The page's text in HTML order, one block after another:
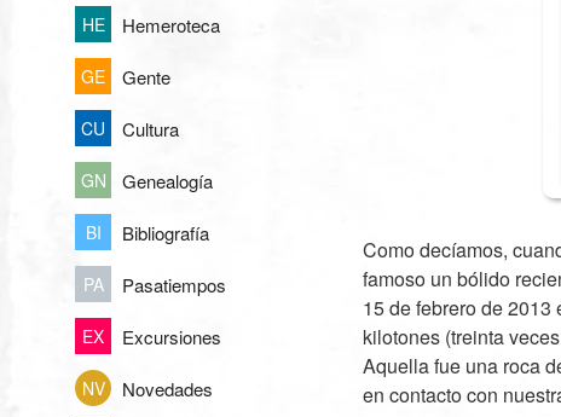
Como decíamos,
famoso un bólido
15 de febrero de
kilotones (treinta
Aquella fue una roca
en contacto con
HE Hemeroteca
GE Gente
CU Cultura
GN Genealogía
BI Bibliografía
PA Pasatiempos
EX Excursiones
NV Novedades